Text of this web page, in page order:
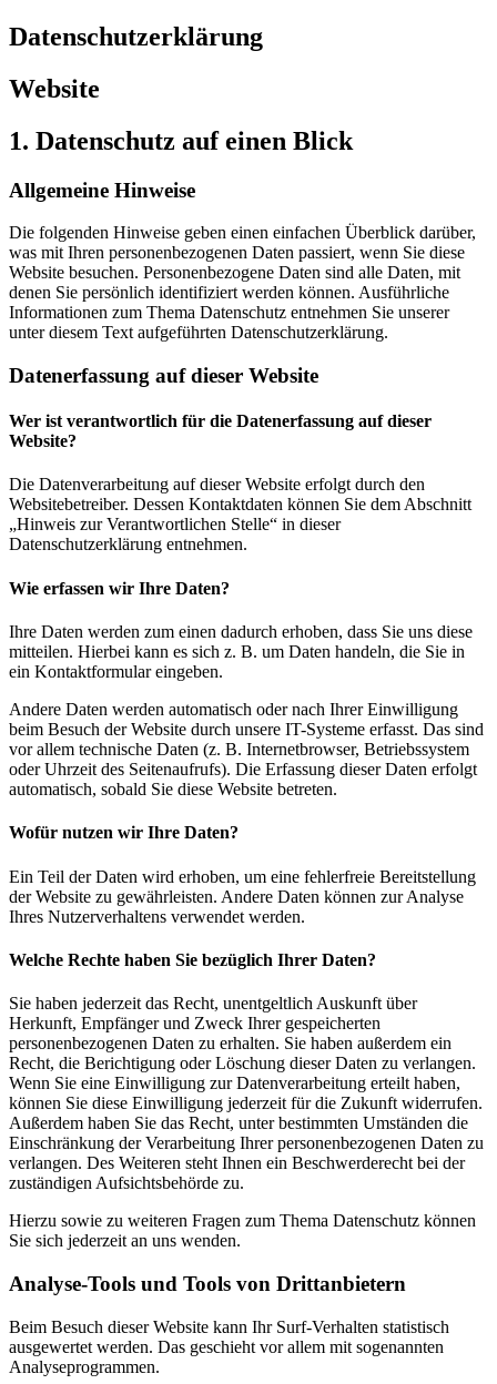
Datenschutzerklärung
Website
1. Datenschutz auf einen Blick
Allgemeine Hinweise
Die folgenden Hinweise geben einen einfachen Überblick darüber,
was mit Ihren personenbezogenen Daten passiert, wenn Sie diese
Website besuchen. Personenbezogene Daten sind alle Daten, mit
denen Sie persönlich identifiziert werden können. Ausführliche
Informationen zum Thema Datenschutz entnehmen Sie unserer
unter diesem Text aufgeführten Datenschutzerklärung.
Datenerfassung auf dieser Website
Wer ist verantwortlich für die Datenerfassung auf dieser
Website?
Die Datenverarbeitung auf dieser Website erfolgt durch den
Websitebetreiber. Dessen Kontaktdaten können Sie dem Abschnitt
„Hinweis zur Verantwortlichen Stelle“ in dieser
Datenschutzerklärung entnehmen.
Wie erfassen wir Ihre Daten?
Ihre Daten werden zum einen dadurch erhoben, dass Sie uns diese
mitteilen. Hierbei kann es sich z. B. um Daten handeln, die Sie in
ein Kontaktformular eingeben.
Andere Daten werden automatisch oder nach Ihrer Einwilligung
beim Besuch der Website durch unsere IT-Systeme erfasst. Das sind
vor allem technische Daten (z. B. Internetbrowser, Betriebssystem
oder Uhrzeit des Seitenaufrufs). Die Erfassung dieser Daten erfolgt
automatisch, sobald Sie diese Website betreten.
Wofür nutzen wir Ihre Daten?
Ein Teil der Daten wird erhoben, um eine fehlerfreie Bereitstellung
der Website zu gewährleisten. Andere Daten können zur Analyse
Ihres Nutzerverhaltens verwendet werden.
Welche Rechte haben Sie bezüglich Ihrer Daten?
Sie haben jederzeit das Recht, unentgeltlich Auskunft über
Herkunft, Empfänger und Zweck Ihrer gespeicherten
personenbezogenen Daten zu erhalten. Sie haben außerdem ein
Recht, die Berichtigung oder Löschung dieser Daten zu verlangen.
Wenn Sie eine Einwilligung zur Datenverarbeitung erteilt haben,
können Sie diese Einwilligung jederzeit für die Zukunft widerrufen.
Außerdem haben Sie das Recht, unter bestimmten Umständen die
Einschränkung der Verarbeitung Ihrer personenbezogenen Daten zu
verlangen. Des Weiteren steht Ihnen ein Beschwerderecht bei der
zuständigen Aufsichtsbehörde zu.
Hierzu sowie zu weiteren Fragen zum Thema Datenschutz können
Sie sich jederzeit an uns wenden.
Analyse-Tools und Tools von Dritt­anbietern
Beim Besuch dieser Website kann Ihr Surf-Verhalten statistisch
ausgewertet werden. Das geschieht vor allem mit sogenannten
Analyseprogrammen.